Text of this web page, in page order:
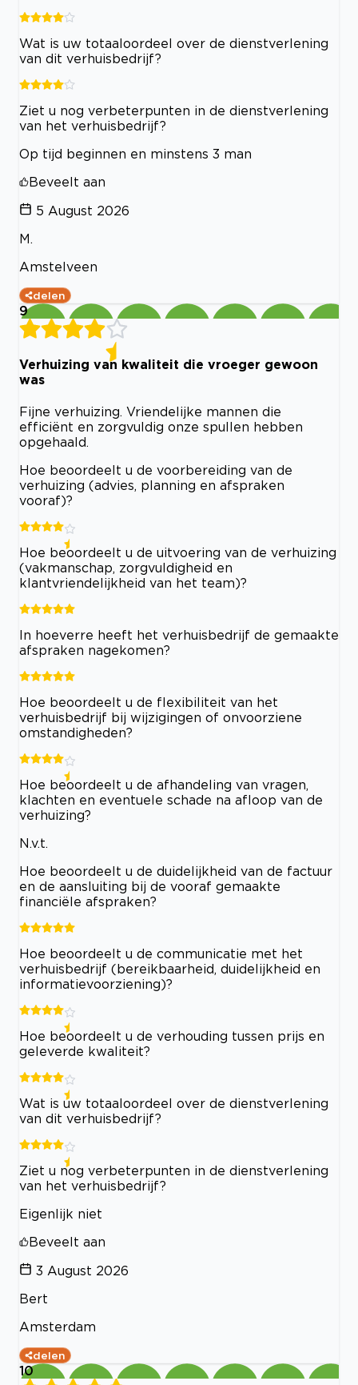
Wat is uw totaaloordeel over de dienstverlening
van dit verhuisbedrijf?
Ziet u nog verbeterpunten in de dienstverlening
van het verhuisbedrijf?
Op tijd beginnen en minstens 3 man
Beveelt aan
5 August 2026
M.
Amstelveen
delen
9
Verhuizing van kwaliteit die vroeger gewoon
was
Fijne verhuizing. Vriendelijke mannen die
efficiënt en zorgvuldig onze spullen hebben
opgehaald.
Hoe beoordeelt u de voorbereiding van de
verhuizing (advies, planning en afspraken
vooraf)?
Hoe beoordeelt u de uitvoering van de verhuizing
(vakmanschap, zorgvuldigheid en
klantvriendelijkheid van het team)?
In hoeverre heeft het verhuisbedrijf de gemaakte
afspraken nagekomen?
Hoe beoordeelt u de flexibiliteit van het
verhuisbedrijf bij wijzigingen of onvoorziene
omstandigheden?
Hoe beoordeelt u de afhandeling van vragen,
klachten en eventuele schade na afloop van de
verhuizing?
N.v.t.
Hoe beoordeelt u de duidelijkheid van de factuur
en de aansluiting bij de vooraf gemaakte
financiële afspraken?
Hoe beoordeelt u de communicatie met het
verhuisbedrijf (bereikbaarheid, duidelijkheid en
informatievoorziening)?
Hoe beoordeelt u de verhouding tussen prijs en
geleverde kwaliteit?
Wat is uw totaaloordeel over de dienstverlening
van dit verhuisbedrijf?
Ziet u nog verbeterpunten in de dienstverlening
van het verhuisbedrijf?
Eigenlijk niet
Beveelt aan
3 August 2026
Bert
Amsterdam
delen
10